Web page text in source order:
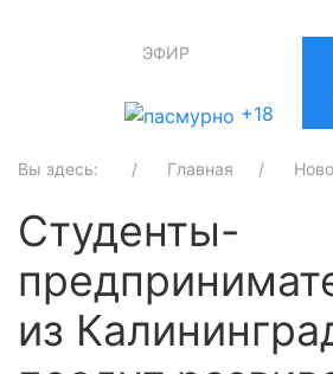
ЭФИР
+18
Вы здесь: Главная
Студенты-
из